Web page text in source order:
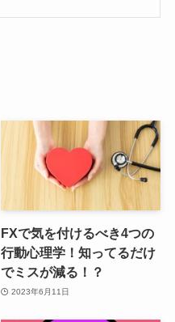
FXで気を付けるべき4つの
行動心理学！知ってるだけ
でミスが減る！？
2023年6月11日